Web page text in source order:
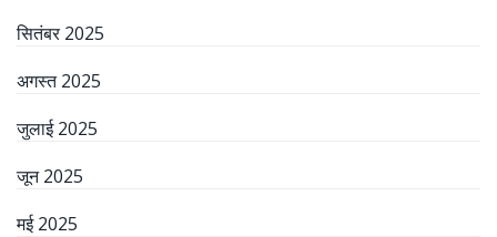
सितंबर 2025
अगस्त 2025
जुलाई 2025
जून 2025
मई 2025